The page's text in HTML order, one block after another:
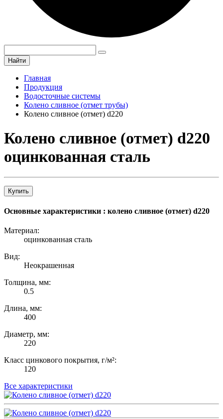
Найти
Главная
Продукция
Водосточные системы
Колено сливное (отмет трубы)
Колено сливное (отмет) d220
Колено сливное (отмет) d220
оцинкованная сталь
Купить
Основные характеристики : колено сливное (отмет) d220
Материал:
оцинкованная сталь
Вид:
Неокрашенная
Толщина, мм:
0.5
Длина, мм:
400
Диаметр, мм:
220
Класс цинкового покрытия, г/м²:
120
Все характеристики